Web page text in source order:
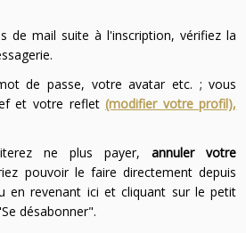
de mail suite à l'inscription, vérifiez la
de passe, votre avatar etc. ; vous
et votre reflet(modifier votre profil),
ne plus payer,annuler votre
pouvoir le faire directement depuis
en revenant ici et cliquant sur le petit
désabonner".